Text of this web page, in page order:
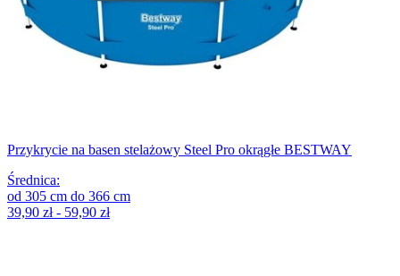
Przykrycie na basen stelażowy Steel Pro okrągłe BESTWAY
Średnica:
od 305 cm do 366 cm
39,90 zł - 59,90 zł